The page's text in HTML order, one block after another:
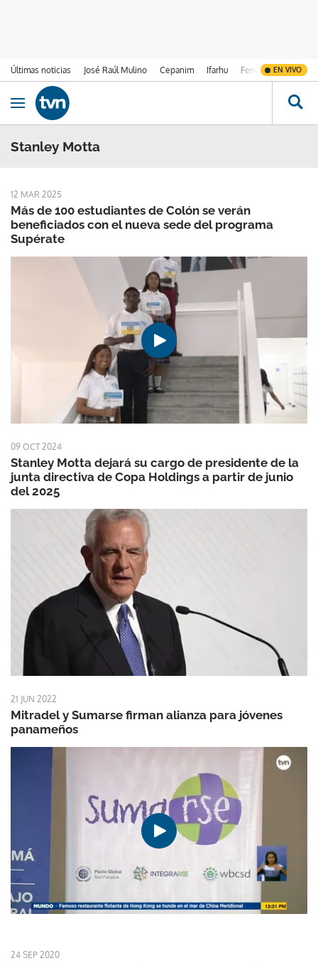
Últimas noticias José Raúl Mulino Cepanim Ifarhu Fenómeno de El
EN VIVO
Ir al contenido
Obrir navegació
Stanley Motta
12 MAR 2025
Más de 100 estudiantes de Colón se verán
beneficiados con el nueva sede del programa
Supérate
09 OCT 2024
Stanley Motta dejará su cargo de presidente de la
junta directiva de Copa Holdings a partir de junio
del 2025
21 JUN 2022
Mitradel y Sumarse firman alianza para jóvenes
panameños
24 SEP 2020